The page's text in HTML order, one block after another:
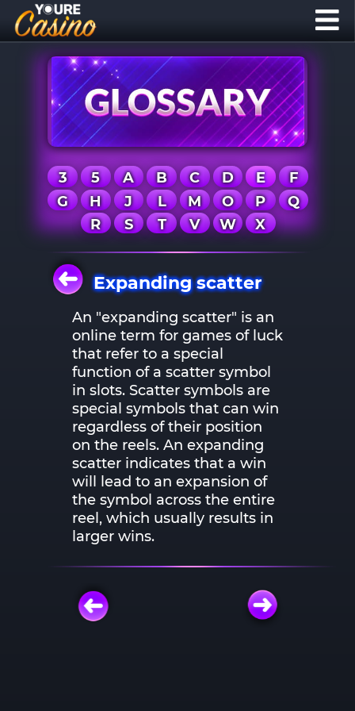
3 5 A B C D E
F
G
H J L M O P
Q
R
S T V W X
Expanding scatter
An "expanding scatter" is an
online term for games of luck
that refer to a special
function of a scatter symbol
in slots. Scatter symbols are
special symbols that can win
regardless of their position
on the reels. An expanding
scatter indicates that a win
will lead to an expansion of
the symbol across the entire
reel, which usually results in
larger wins.